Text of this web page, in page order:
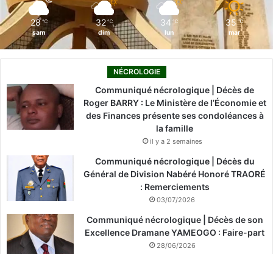
28 ℃
sam
32 ℃
dim
34 ℃
lun
35 ℃
mar
NÉCROLOGIE
Communiqué nécrologique | Décès de
Roger BARRY : Le Ministère de l’Économie et
des Finances présente ses condoléances à
la famille
il y a 2 semaines
Communiqué nécrologique | Décès du
Général de Division Nabéré Honoré TRAORÉ
: Remerciements
03/07/2026
Communiqué nécrologique | Décès de son
Excellence Dramane YAMEOGO : Faire-part
28/06/2026